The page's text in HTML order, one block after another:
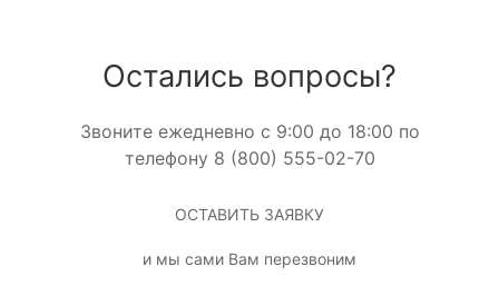
Остались вопросы?
Звоните ежедневно с 9:00 до 18:00 по
телефону 8 (800) 555-02-70
ОСТАВИТЬ ЗАЯВКУ
и мы сами Вам перезвоним